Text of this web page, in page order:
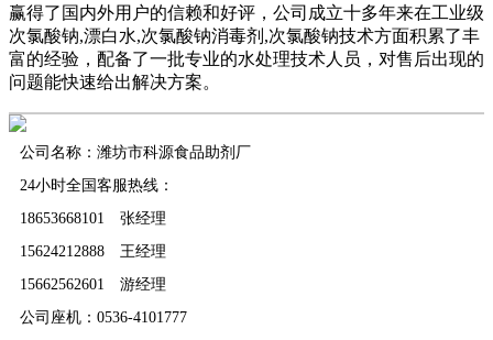
赢得了国内外用户的信赖和好评，公司成立十多年来在工业级
次氯酸钠,漂白水,次氯酸钠消毒剂,次氯酸钠技术方面积累了丰
富的经验，配备了一批专业的水处理技术人员，对售后出现的
问题能快速给出解决方案。
公司名称：潍坊市科源食品助剂厂
24小时全国客服热线：
18653668101 张经理
15624212888 王经理
15662562601 游经理
公司座机：0536-4101777